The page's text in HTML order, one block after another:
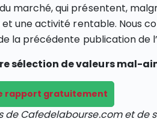
marché, qui présentent,
et une activité rentable. Nous
la précédente publication de
sélection de valeurs mal-
rapport gratuitement
de Cafedelabourse.com et de